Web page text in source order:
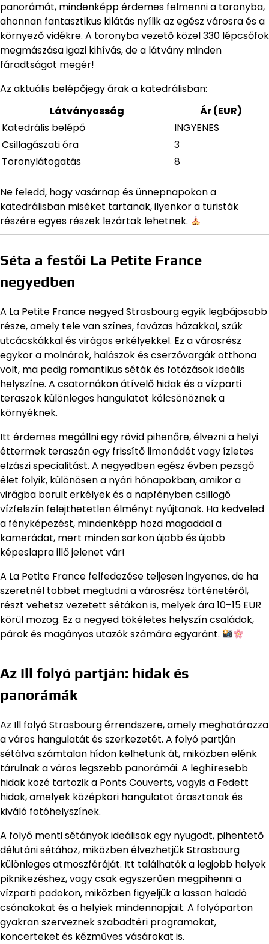
panorámát, mindenképp érdemes felmenni a toronyba,
ahonnan fantasztikus kilátás nyílik az egész városra és a
környező vidékre. A toronyba vezető közel 330 lépcsőfok
megmászása igazi kihívás, de a látvány minden
fáradtságot megér!
Az aktuális belépőjegy árak a katedrálisban:
Látványosság
Ár (EUR)
Katedrális belépő
INGYENES
Csillagászati óra
3
Toronylátogatás
8
Ne feledd, hogy vasárnap és ünnepnapokon a
katedrálisban miséket tartanak, ilyenkor a turisták
részére egyes részek lezártak lehetnek.
Séta a festői La Petite France
negyedben
A La Petite France negyed Strasbourg egyik legbájosabb
része, amely tele van színes, favázas házakkal, szűk
utcácskákkal és virágos erkélyekkel. Ez a városrész
egykor a molnárok, halászok és cserzővargák otthona
volt, ma pedig romantikus séták és fotózások ideális
helyszíne. A csatornákon átívelő hidak és a vízparti
teraszok különleges hangulatot kölcsönöznek a
környéknek.
Itt érdemes megállni egy rövid pihenőre, élvezni a helyi
éttermek teraszán egy frissítő limonádét vagy ízletes
elzászi specialitást. A negyedben egész évben pezsgő
élet folyik, különösen a nyári hónapokban, amikor a
virágba borult erkélyek és a napfényben csillogó
vízfelszín felejthetetlen élményt nyújtanak. Ha kedveled
a fényképezést, mindenképp hozd magaddal a
kamerádat, mert minden sarkon újabb és újabb
képeslapra illő jelenet vár!
A La Petite France felfedezése teljesen ingyenes, de ha
szeretnél többet megtudni a városrész történetéről,
részt vehetsz vezetett sétákon is, melyek ára 10–15 EUR
körül mozog. Ez a negyed tökéletes helyszín családok,
párok és magányos utazók számára egyaránt.
Az Ill folyó partján: hidak és
panorámák
Az Ill folyó Strasbourg érrendszere, amely meghatározza
a város hangulatát és szerkezetét. A folyó partján
sétálva számtalan hídon kelhetünk át, miközben elénk
tárulnak a város legszebb panorámái. A leghíresebb
hidak közé tartozik a Ponts Couverts, vagyis a Fedett
hidak, amelyek középkori hangulatot árasztanak és
kiváló fotóhelyszínek.
A folyó menti sétányok ideálisak egy nyugodt, pihentető
délutáni sétához, miközben élvezhetjük Strasbourg
különleges atmoszféráját. Itt találhatók a legjobb helyek
piknikezéshez, vagy csak egyszerűen megpihenni a
vízparti padokon, miközben figyeljük a lassan haladó
csónakokat és a helyiek mindennapjait. A folyóparton
gyakran szerveznek szabadtéri programokat,
koncerteket és kézműves vásárokat is.